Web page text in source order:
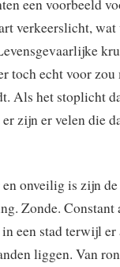
een voorbeeld
verkeerslicht, wat
toch echt voor zou
Als het stoplicht
zijn er velen die
onveilig is zijn de
Zonde. Constant
een stad terwijl er
liggen. Van